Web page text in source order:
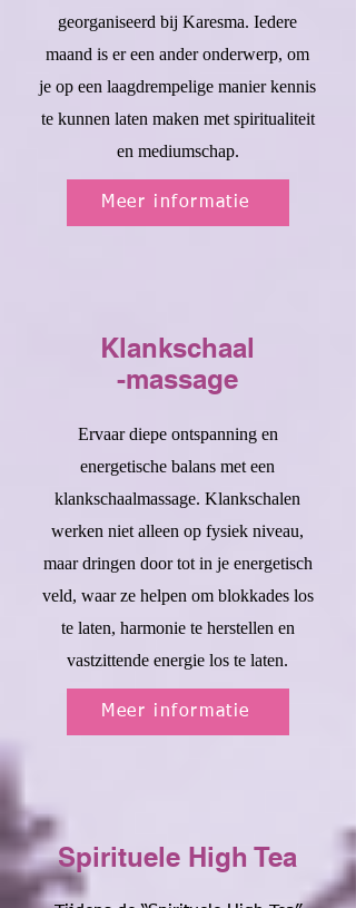
georganiseerd bij Karesma. Iedere
maand is er een ander onderwerp, om
je op een laagdrempelige manier kennis
te kunnen laten maken met spiritualiteit
en mediumschap.
Meer informatie
Klankschaal
-massage
Ervaar diepe ontspanning en
energetische balans met een
klankschaalmassage. Klankschalen
werken niet alleen op fysiek niveau,
maar dringen door tot in je energetisch
veld, waar ze helpen om blokkades los
te laten, harmonie te herstellen en
vastzittende energie los te laten.
Meer informatie
Spirituele High Tea